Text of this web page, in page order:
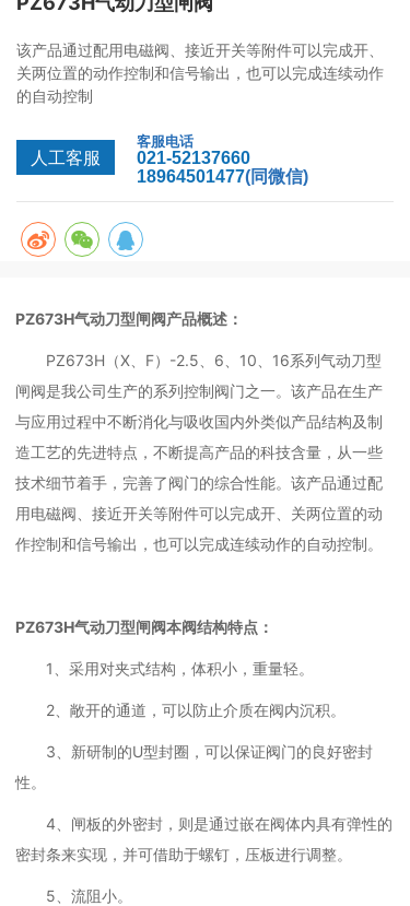
该产品通过配用电磁阀、接近开关等附件可以完成开、
关两位置的动作控制和信号输出，也可以完成连续动作
的自动控制
人工客服
客服电话
021-52137660
18964501477(同微信)
PZ673H气动刀型闸阀产品概述：
PZ673H（X、F）-2.5、6、10、16系列气动刀型
闸阀是我公司生产的系列控制阀门之一。该产品在生产
与应用过程中不断消化与吸收国内外类似产品结构及制
造工艺的先进特点，不断提高产品的科技含量，从一些
技术细节着手，完善了阀门的综合性能。该产品通过配
用电磁阀、接近开关等附件可以完成开、关两位置的动
作控制和信号输出，也可以完成连续动作的自动控制。
PZ673H气动刀型闸阀本阀结构特点：
1、采用对夹式结构，体积小，重量轻。
2、敞开的通道，可以防止介质在阀内沉积。
3、新研制的U型封圈，可以保证阀门的良好密封
性。
4、闸板的外密封，则是通过嵌在阀体内具有弹性的
密封条来实现，并可借助于螺钉，压板进行调整。
5、流阻小。